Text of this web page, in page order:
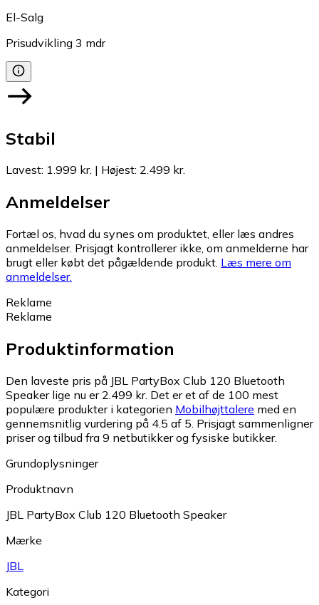
El-Salg
Prisudvikling 3 mdr
Stabil
Lavest: 1.999 kr. | Højest: 2.499 kr.
Anmeldelser
Fortæl os, hvad du synes om produktet, eller læs andres
anmeldelser. Prisjagt kontrollerer ikke, om anmelderne har
brugt eller købt det pågældende produkt. Læs mere om
anmeldelser.
Reklame
Reklame
Produktinformation
Den laveste pris på JBL PartyBox Club 120 Bluetooth
Speaker lige nu er 2.499 kr. Det er et af de 100 mest
populære produkter i kategorien Mobilhøjttalere med en
gennemsnitlig vurdering på 4.5 af 5. Prisjagt sammenligner
priser og tilbud fra 9 netbutikker og fysiske butikker.
Grundoplysninger
Produktnavn
JBL PartyBox Club 120 Bluetooth Speaker
Mærke
JBL
Kategori